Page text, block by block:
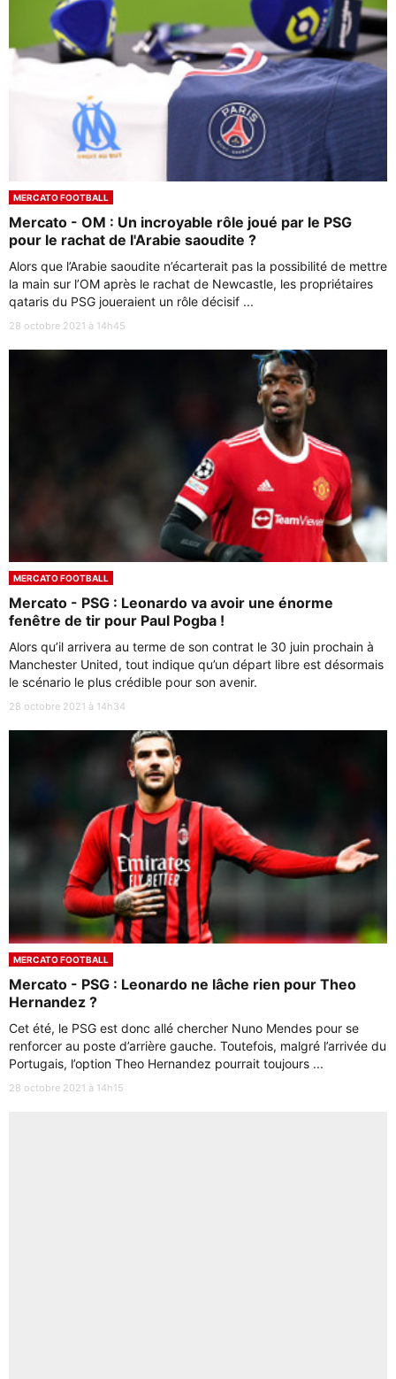
MERCATO FOOTBALL
Mercato - OM : Un incroyable rôle joué par le PSG
pour le rachat de l'Arabie saoudite ?
Alors que l’Arabie saoudite n’écarterait pas la possibilité de mettre
la main sur l’OM après le rachat de Newcastle, les propriétaires
qataris du PSG joueraient un rôle décisif ...
28 octobre 2021 à 14h45
MERCATO FOOTBALL
Mercato - PSG : Leonardo va avoir une énorme
fenêtre de tir pour Paul Pogba !
Alors qu’il arrivera au terme de son contrat le 30 juin prochain à
Manchester United, tout indique qu’un départ libre est désormais
le scénario le plus crédible pour son avenir.
28 octobre 2021 à 14h34
MERCATO FOOTBALL
Mercato - PSG : Leonardo ne lâche rien pour Theo
Hernandez ?
Cet été, le PSG est donc allé chercher Nuno Mendes pour se
renforcer au poste d’arrière gauche. Toutefois, malgré l’arrivée du
Portugais, l’option Theo Hernandez pourrait toujours ...
28 octobre 2021 à 14h15